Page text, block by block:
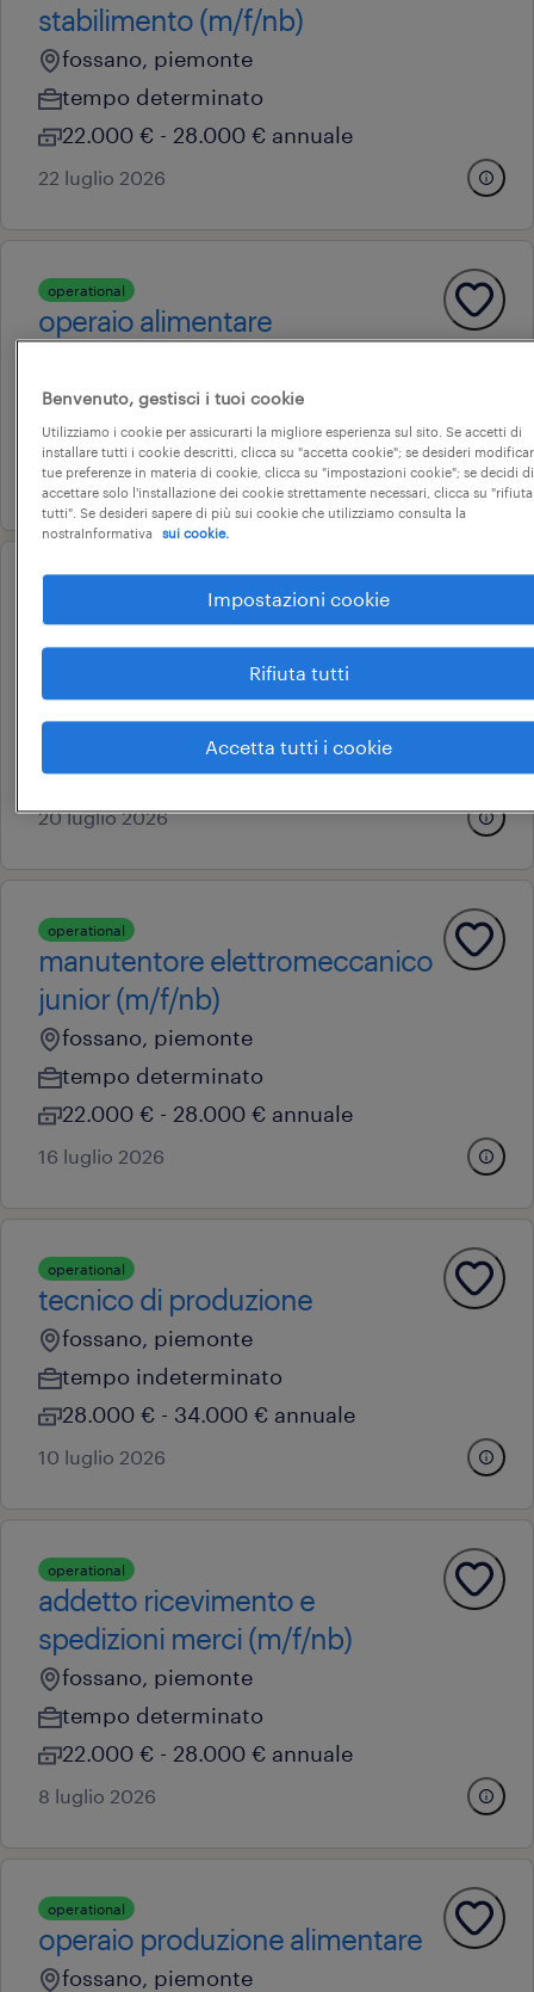
stabilimento (m/f/nb)
fossano, piemonte
tempo determinato
22.000 € - 28.000 € annuale
22 luglio 2026
operational
operaio alimentare
tempo determinato
9 € - 10 € oraria
21 luglio 2026
tecnico di laboratorio in stage
(m/f/nb)
fossano, piemonte
stage e tirocini
15.000 € - 18.000 € annuale
20 luglio 2026
operational
manutentore elettromeccanico
junior (m/f/nb)
fossano, piemonte
tempo determinato
22.000 € - 28.000 € annuale
16 luglio 2026
operational
tecnico di produzione
fossano, piemonte
tempo indeterminato
28.000 € - 34.000 € annuale
10 luglio 2026
operational
addetto ricevimento e
spedizioni merci (m/f/nb)
fossano, piemonte
tempo determinato
22.000 € - 28.000 € annuale
8 luglio 2026
operational
operaio produzione alimentare
fossano, piemonte
Benvenuto, gestisci i tuoi cookie
Utilizziamo i cookie per assicurarti la migliore esperienza sul sito. Se accetti di
installare tutti i cookie descritti, clicca su "accetta cookie"; se desideri
tue preferenze in materia di cookie, clicca su "impostazioni cookie"; se decidi di
accettare solo l'installazione dei cookie strettamente necessari, clicca su "rifiuta
tutti". Se desideri sapere di più sui cookie che utilizziamo consulta la
nostraInformativa
sui cookie.
Impostazioni cookie
Rifiuta tutti
Accetta tutti i cookie